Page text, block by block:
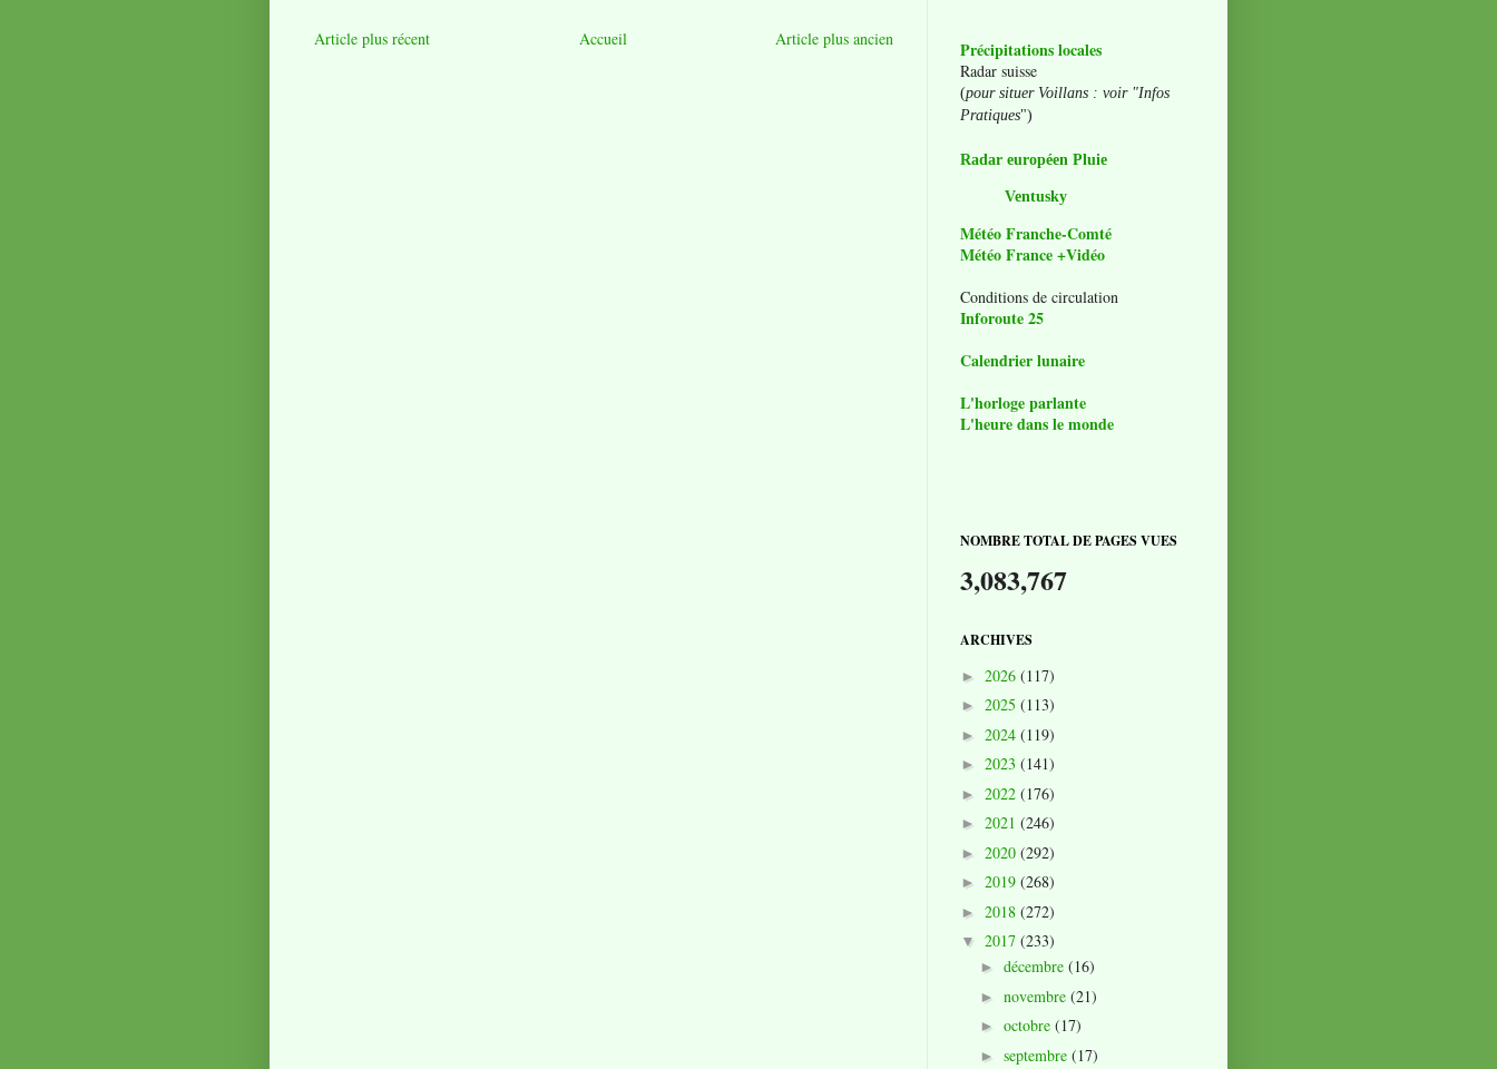
Article plus récent Article plus ancien
Accueil Précipitations locales
Radar suisse
(pour situer Voillans : voir "Infos
Pratiques")
Radar européen Pluie
Ventusky
Météo Franche-Comté
Météo France +Vidéo
Conditions de circulation
Inforoute 25
Calendrier lunaire
L'horloge parlante
L'heure dans le monde
NOMBRE TOTAL DE PAGES VUES
3,083,767
ARCHIVES
► 2026 (117)
► 2025 (113)
► 2024 (119)
► 2023 (141)
► 2022 (176)
► 2021 (246)
► 2020 (292)
► 2019 (268)
► 2018 (272)
▼ 2017 (233)
► décembre (16)
► novembre (21)
► octobre (17)
► septembre (17)